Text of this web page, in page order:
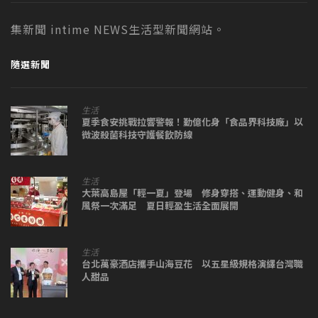
集新聞 intime NEWS生活型新聞網站。
隨選新聞
生活
夏季食安挑戰拉響警報！勤億化身「食品界科技廠」以
微波殺菌科技守護餐飲防線
生活
大葉高島屋「輕一夏」登場 修身穿搭、運動健身、和
風祭一次滿足 夏日輕盈生活全面展開
生活
台北萬豪酒店攜手山海豆花 以五星級規格演繹台灣職
人甜品